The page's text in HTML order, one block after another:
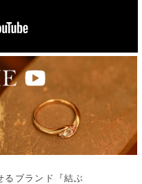
るブランド『結ぶ